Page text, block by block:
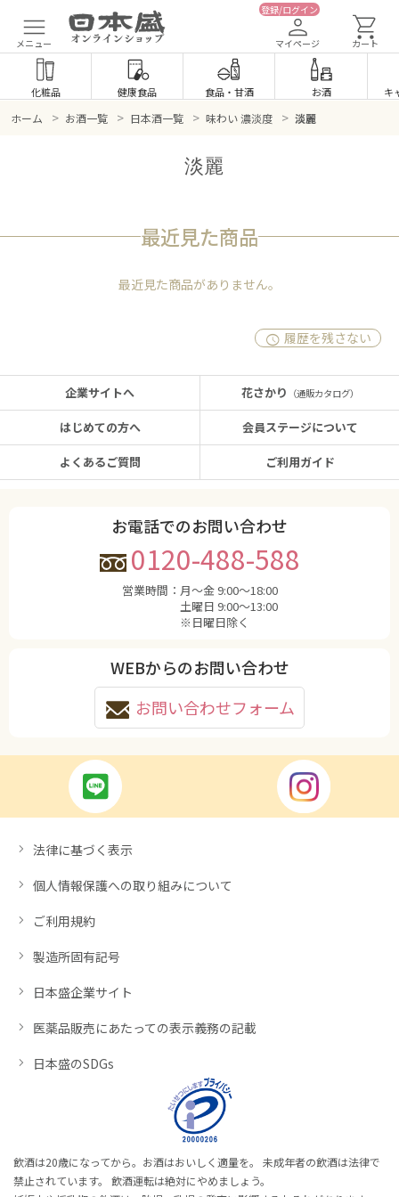
メニュー
登録/ログイン
マイページ カート
化粧品 健康食品 食品・ 甘酒 お酒 キ
ホーム > お酒一覧 > 日本酒一覧 > 味わい 濃淡度 > 淡麗
淡麗
最近見た商品
最近見た商品がありません。
履歴を残さない
企業サイトへ
はじめての方へ
よくあるご質問
花さかり （通販カタログ）
会員ステージについて
ご利用ガイド
お電話でのお問い合わせ
0120-488-588
営業時間： 月〜金 9:00〜18:00
土曜日 9:00〜13:00
※日曜日除く
WEBからのお問い合わせ
お問い合わせフォーム
法律に基づく表示
個人情報保護への取り組みについて
ご利用規約
製造所固有記号
日本盛企業サイト
医薬品販売にあたっての表示義務の記載
日本盛のSDGs
飲酒は20歳になってから。お酒はおいしく適量を。 未成年者の飲酒は法律で
禁止されています。 飲酒運転は絶対にやめましょう。